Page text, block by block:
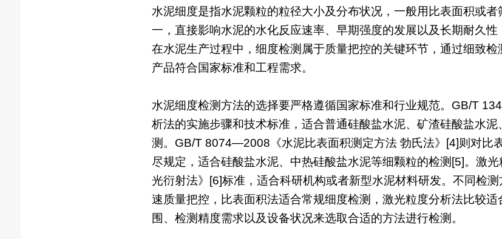
水泥细度是指水泥颗粒的粒径大小及分布状况，一般用比表面积或
一，直接影响水泥的水化反应速率、早期强度的发展以及长期耐久
在水泥生产过程中，细度检测属于质量把控的关键环节，通过细致
产品符合国家标准和工程需求。
水泥细度检测方法的选择要严格遵循国家标准和行业规范。GB/T
析法的实施步骤和技术标准，适合普通硅酸盐水泥、矿渣硅酸盐水
测。GB/T 8074—2008《水泥比表面积测定方法 勃氏法》[4]则对比
尽规定，适合硅酸盐水泥、中热硅酸盐水泥等细颗粒的检测[5]。激
光衍射法》[6]标准，适合科研机构或者新型水泥材料研发。不同检
速质量把控，比表面积法适合常规细度检测，激光粒度分析法比较
围、检测精度需求以及设备状况来选取合适的方法进行检测。